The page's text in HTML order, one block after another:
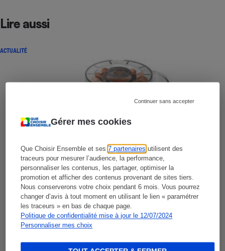
Gérer mes cookies
Que Choisir Ensemble et ses7 partenaires utilisent des
traceurs pour mesurer l’audience, la performance,
personnaliser les contenus, les partager, optimiser la
promotion et afficher des contenus provenant de sites tiers.
Nous conserverons votre choix pendant 6 mois. Vous pourrez
changer d’avis à tout moment en utilisant le lien « paramétrer
les traceurs » en bas de chaque page.
Politique de confidentialité mise à jour le 12/07/2024
Personnaliser mes choix
Continuer sans accepter
Lire aussi
ACTUALITÉ